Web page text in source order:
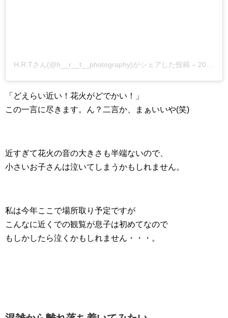
H.R.Tさん(@h__r__t__photography)がシェアした投稿 – 2018年10月月21日午後3時12分PDT
「どえらい近い！花火がどでかい！」
この一言に尽きます。ん？二言か、まぁいいや(笑)
近すぎて花火の音の大きさも半端ないので、
小さいお子さんは泣いてしまうかもしれません。
私は今年ここで場所取り予定ですが
こんなに近くでの観覧が息子は初めてなので
もしかしたら泣くかもしれません・・・。